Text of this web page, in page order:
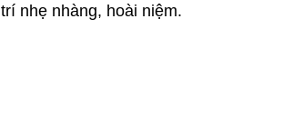
nhẹ nhàng, hoài niệm.